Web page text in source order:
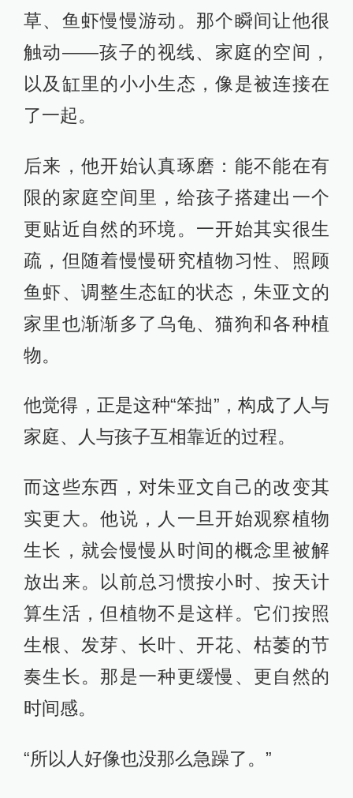
草、鱼虾慢慢游动。那个瞬间让他很
触动——孩子的视线、家庭的空间，
以及缸里的小小生态，像是被连接在
了一起。
后来，他开始认真琢磨：能不能在有
限的家庭空间里，给孩子搭建出一个
更贴近自然的环境。一开始其实很生
疏，但随着慢慢研究植物习性、照顾
鱼虾、调整生态缸的状态，朱亚文的
家里也渐渐多了乌龟、猫狗和各种植
物。
他觉得，正是这种“笨拙”，构成了人与
家庭、人与孩子互相靠近的过程。
而这些东西，对朱亚文自己的改变其
实更大。他说，人一旦开始观察植物
生长，就会慢慢从时间的概念里被解
放出来。以前总习惯按小时、按天计
算生活，但植物不是这样。它们按照
生根、发芽、长叶、开花、枯萎的节
奏生长。那是一种更缓慢、更自然的
时间感。
“所以人好像也没那么急躁了。”